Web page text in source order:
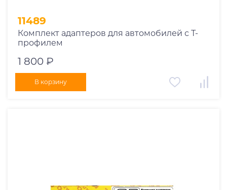
11489
Комплект адаптеров для автомобилей с Т-
профилем
1 800 ₽
В корзину